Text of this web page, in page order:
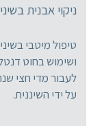
ניקוי אבנית
טיפול מיטבי
ושימוש בחוט
לעבור מדי חצי
על ידי השיננית.